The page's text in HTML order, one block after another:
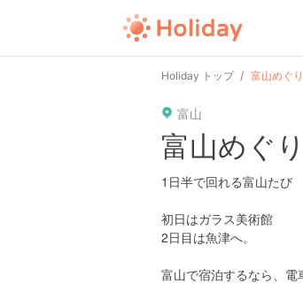
Holiday トップ 富山めぐ
富山
富山めぐ
1日半で回れる富山たび
初日はガラス美術館
2日目は魚津へ。
富山で宿泊するなら、電